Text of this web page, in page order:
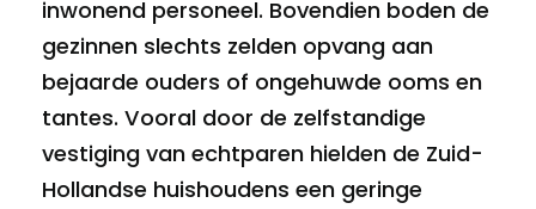
inwonend personeel. Bovendien boden de
gezinnen slechts zelden opvang aan
bejaarde ouders of ongehuwde ooms en
tantes. Vooral door de zelfstandige
vestiging van echtparen hielden de Zuid-
Hollandse huishoudens een geringe